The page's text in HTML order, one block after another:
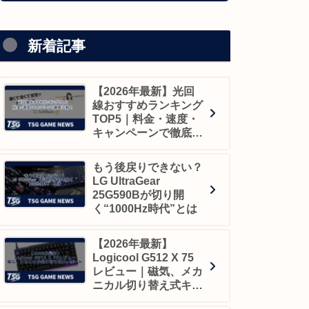
新着記事
【2026年最新】光回
線おすすめランキング
TOP5｜料金・速度・
キャンペーンで徹底比
もう後戻りできない？
LG UltraGear
25G590Bが切り開
く“1000Hz時代”とは
【2026年最新】
Logicool G512 X 75
レビュー｜磁気、メカ
ニカル切り替え式キー